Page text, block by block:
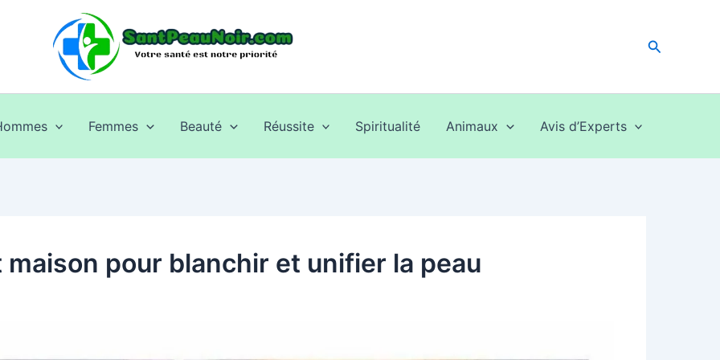
Femmes Beauté Réussite Spiritualité Animaux Avis d’Experts
pour blanchir et unifier la peau